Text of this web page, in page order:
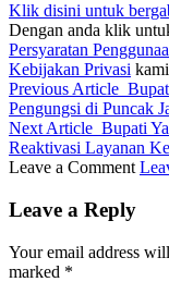
Klik disini untuk
Dengan anda klik
Persyaratan
Kebijakan Privasi
Previous Article
Pengungsi di Puncak
Next Article Bupati
Reaktivasi Layanan
Leave a Comment
Leave a Reply
Your email address
marked *